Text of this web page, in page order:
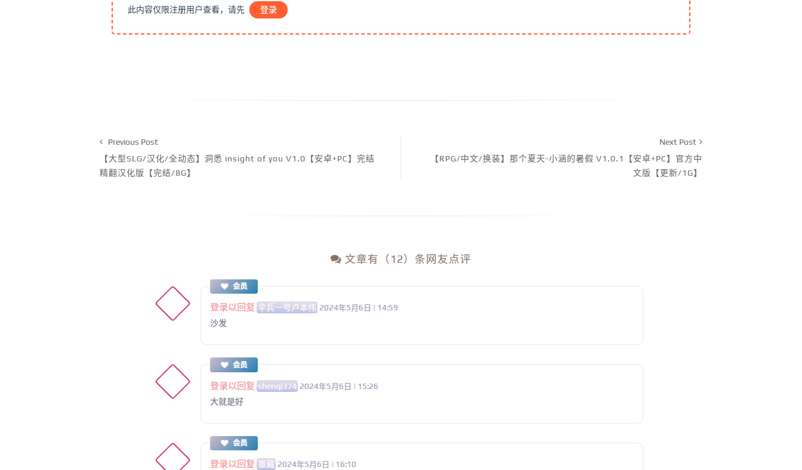
此内容仅限注册用户查看，请先 登录
Previous Post
【大型SLG/汉化/全动态】洞悉 insight of you V1.0【安卓+PC】完结
精翻汉化版【完结/8G】
Next Post
【RPG/中文/换装】那个夏天-小涵的暑假 V1.0.1【安卓+PC】官方中
文版【更新/1G】
文章有（12）条网友点评
会员
登录以回复 伞兵一号卢本伟 2024年5月6日 | 14:59
沙发
会员
登录以回复 shenqi374 2024年5月6日 | 15:26
大就是好
会员
登录以回复 墨藏 2024年5月6日 | 16:10